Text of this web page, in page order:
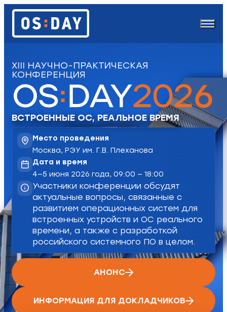
XIII НАУЧНО-ПРАКТИЧЕСКАЯ
КОНФЕРЕНЦИЯ
ВСТРОЕННЫЕ ОС, РЕАЛЬНОЕ ВРЕМЯ
Место проведения
Москва, РЭУ им. Г.В. Плеханова
Дата и время
4—5 июня 2026 года, 09:00 — 18:00
Участники конференции обсудят
актуальные вопросы, связанные с
развитием операционных систем для
встроенных устройств и ОС реального
времени, а также с разработкой
российского системного ПО в целом.
АНОНС
ИНФОРМАЦИЯ ДЛЯ ДОКЛАДЧИКОВ